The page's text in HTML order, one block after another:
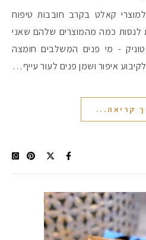
לנסות כמה מהמוצרים שלהם שאני
- מי פנים המשלבים חומצה
איפור ושמן פנים לעור עייף…
קריאה...